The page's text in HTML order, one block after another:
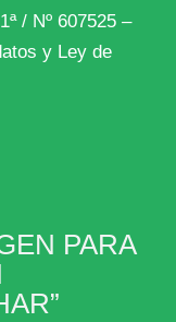
/ Nº 607525 –
y Ley de
PARA